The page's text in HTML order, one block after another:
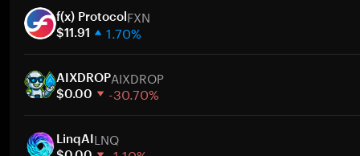
f(x) ProtocolFXN
$11.91 1.70%
30 días
Capitalización de mercado
AIXDROPAIXDROP
$0.00 -30.70%
30 díasLinqAILNQ